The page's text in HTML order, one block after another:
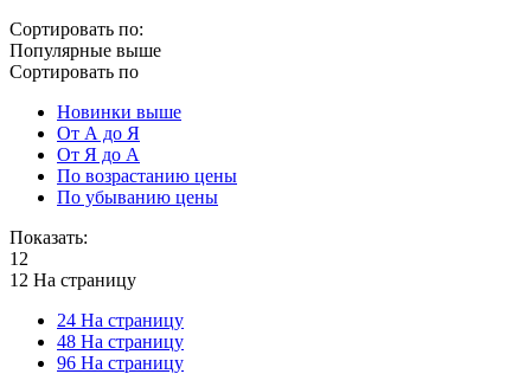
Сортировать по:
Популярные выше
Сортировать по
Новинки выше
От А до Я
От Я до А
По возрастанию цены
По убыванию цены
Показать:
12
12 На страницу
24 На страницу
48 На страницу
96 На страницу